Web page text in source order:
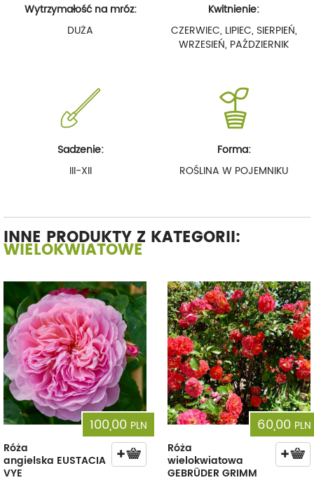
Wytrzymałość na mróz:
DUŻA
Kwitnienie:
CZERWIEC, LIPIEC, SIERPIEŃ,
WRZESIEŃ, PAŹDZIERNIK
Sadzenie:
III-XII
Forma:
ROŚLINA W POJEMNIKU
INNE PRODUKTY Z KATEGORII:
WIELOKWIATOWE
100,00 PLN
Róża
angielska EUSTACIA
VYE
60,00 PLN
Róża
wielokwiatowa
GEBRÜDER GRIMM